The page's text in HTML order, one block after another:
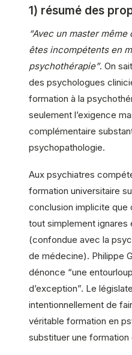
1) résumé des
“Avec un master
êtes incompétents en
psychothérapie”. On
des psychologues
formation à la
seulement l’exigence
complémentaire
psychopathologie.
Aux psychiatres
formation universitaire
conclusion implicite que
tout simplement ignares
(confondue avec la
de médecine). Philippe
dénonce “une
d’exception”. Le
intentionnellement de
véritable formation en
substituer une